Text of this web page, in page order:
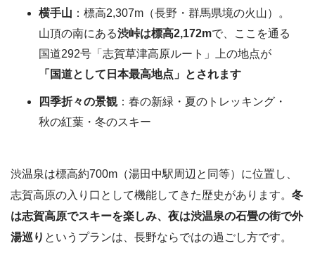
横手山 ：標高2,307m（長野・群馬県境の火山）。
山頂の南にある渋峠は標高2,172mで、ここを通る
国道292号「志賀草津高原ルート」上の地点が
「国道として日本最高地点」とされます
四季折々の景観：春の新緑・夏のトレッキング・
秋の紅葉・冬のスキー
渋温泉は標高約700m（湯田中駅周辺と同等）に位置し、
志賀高原の入り口として機能してきた歴史があります。 冬
は志賀高原でスキーを楽しみ、夜は渋温泉の石畳の街で外
湯巡り というプランは、長野ならではの過ごし方です。